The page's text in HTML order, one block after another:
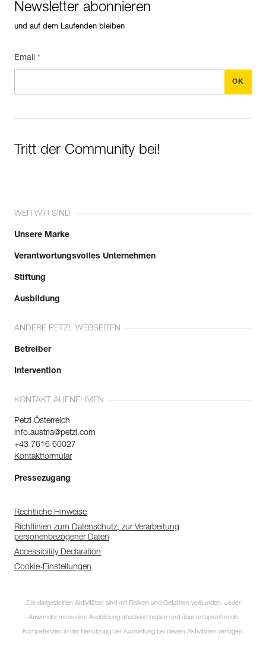
Newsletter abonnieren
und auf dem Laufenden bleiben
Email *
Tritt der Community bei!
WER WIR SIND
Unsere Marke
Verantwortungsvolles Unternehmen
Stiftung
Ausbildung
ANDERE PETZL WEBSEITEN
Betreiber
Intervention
KONTAKT AUFNEHMEN
Petzl Österreich
info.austria@petzl.com
+43 7616 60027
Kontaktformular
Pressezugang
Rechtliche Hinweise
Richtlinien zum Datenschutz, zur Verarbeitung
personenbezogener Daten
Accessibility Declaration
Cookie-Einstellungen
Die dargestellten Aktivitäten sind mit Risiken und Gefahren verbunden. Jeder
Anwender muss eine Ausbildung absolviert haben und über entsprechende
Kompetenzen in der Benutzung der Ausrüstung bei diesen Aktivitäten verfügen.